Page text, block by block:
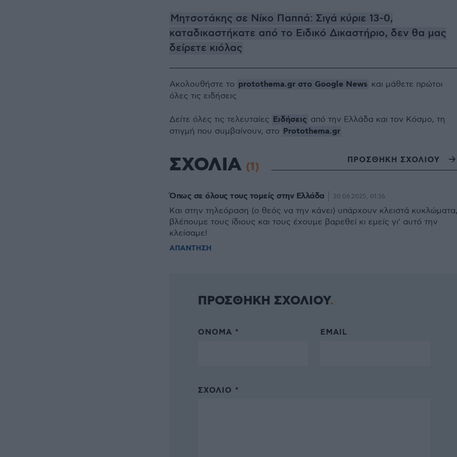
Μητσοτάκης σε Νίκο Παππά: Σιγά κύριε 13-0,
καταδικαστήκατε από το Ειδικό Δικαστήριο, δεν θα μας
δείρετε κιόλας
Ακολουθήστε το protothema.gr στο Google News και μάθετε πρώτοι
όλες τις ειδήσεις
Δείτε όλες τις τελευταίες Ειδήσεις από την Ελλάδα και τον Κόσμο, τη
στιγμή που συμβαίνουν, στο Protothema.gr
ΣΧΟΛΙΑ (1) ΠΡΟΣΘΗΚΗ ΣΧΟΛΙΟΥ
Όπως σε όλους τους τομείς στην Ελλάδα 20.06.2025, 01:36
Και στην τηλεόραση (ο θεός να την κάνει) υπάρχουν κλειστά κυκλώματα,
βλέπουμε τους ίδιους και τους έχουμε βαρεθεί κι εμείς γι' αυτό την
κλείσαμε!
ΑΠΑΝΤΗΣΗ
ΠΡΟΣΘΗΚΗ ΣΧΟΛΙΟΥ
ΌΝΟΜΑ * EMAIL
ΣΧΌΛΙΟ *